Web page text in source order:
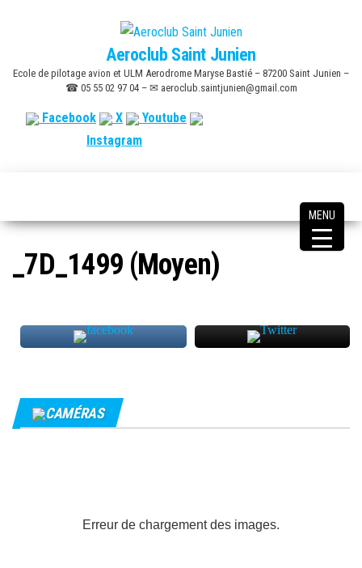
content
Aeroclub Saint Junien
Ecole de pilotage avion et ULM Aerodrome Maryse Bastié – 87200 Saint Junien –
☎ 05 55 02 97 04 – ✉ aeroclub.saintjunien@gmail.com
Facebook X
Youtube
Instagram
_7D_1499 (Moyen)
CAMÉRAS
Erreur de chargement des images.
MENU